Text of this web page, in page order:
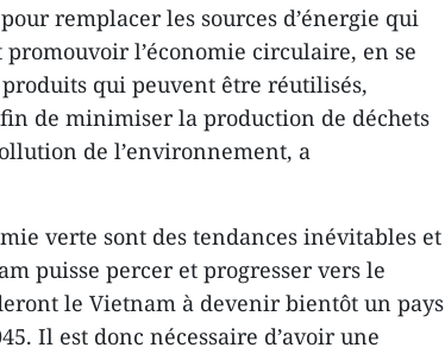
remplacer les sources d’énergie qui
l’économie circulaire, en se
qui peuvent être réutilisés,
de minimiser la production de déchets
de l’environnement, a
verte sont des tendances inévitables et
puisse percer et progresser vers le
le Vietnam à devenir bientôt un pays
Il est donc nécessaire d’avoir une